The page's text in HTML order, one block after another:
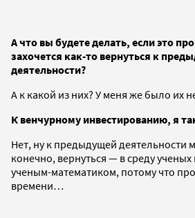
А что вы будете делать, если это
захочется как-то вернуться к
деятельности?
А к какой из них? У меня же было их
К венчурному инвестированию, я
Нет, ну к предыдущей деятельности
конечно, вернуться — в среду ученых
ученым-математиком, потому что
времени…